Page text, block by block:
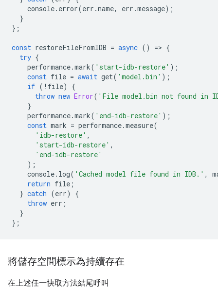
console. error(err .name, err .message);
}
};
const restoreFileFromIDB = async () => {
try {
performance.mark( 'start-idb-restore' );
const file = await get( 'model.bin' );
if ( ! file)
{
throw new Error( 'File model.bin not found in
}
performance.mark( 'end-idb-restore' );
const mark = performance.measure(
'idb-restore' ,
'start-idb-restore' ,
'end-idb-restore'
);
console. log( 'Cached model file found in IDB.' ,
return file ;
} catch (err)
{
throw err ;
}
};
將儲存空間標示為持續存在
在上述任一快取方法結尾呼叫